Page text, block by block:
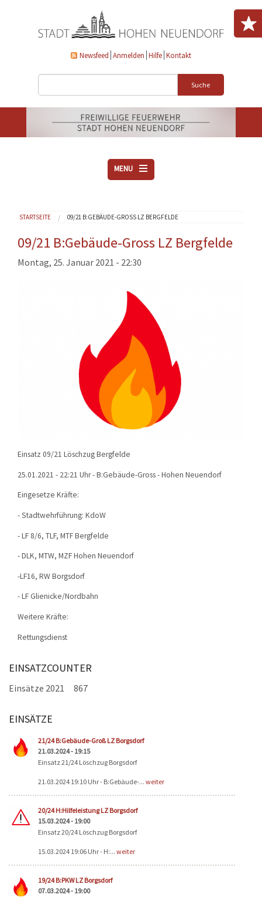
Newsfeed Anmelden Hilfe Kontakt
Suche
MENU
VEREINE
AKTUELLES
DOWNLOADS
TECHNIK
EINSÄTZE
Sie sind hier
STARTSEITE 09/21 B:GEBÄUDE-GROSS LZ BERGFELDE
09/21 B:Gebäude-Gross LZ Bergfelde
Montag, 25. Januar 2021 - 22:30
Einsatz 09/21 Löschzug Bergfelde
25.01.2021 - 22:21 Uhr - B:Gebäude-Gross - Hohen Neuendorf
Eingesetze Kräfte:
- Stadtwehrführung: KdoW
- LF 8/6, TLF, MTF Bergfelde
- DLK, MTW, MZF Hohen Neuendorf
-LF16, RW Borgsdorf
- LF Glienicke/Nordbahn
Weitere Kräfte:
Rettungsdienst
EINSATZCOUNTER
Einsätze 2021 867
EINSÄTZE
21/24 B:Gebäude-Groß LZ Borgsdorf
21.03.2024 - 19:15
Einsatz 21/24 Löschzug Borgsdorf
21.03.2024 19:10 Uhr - B:Gebäude-... weiter
20/24 H:Hilfeleistung LZ Borgsdorf
15.03.2024 - 19:00
Einsatz 20/24 Löschzug Borgsdorf
15.03.2024 19:06 Uhr - H:... weiter
19/24 B:PKW LZ Borgsdorf
07.03.2024 - 19:00
Seiten